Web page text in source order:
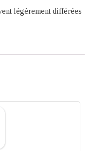
légèrement différées